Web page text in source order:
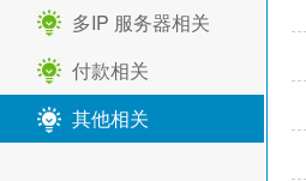
多IP 服务器相关
付款相关
其他相关